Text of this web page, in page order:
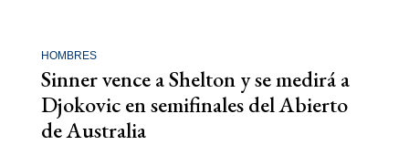
HOMBRES
Sinner vence a Shelton y se medirá a
Djokovic en semifinales del Abierto
de Australia